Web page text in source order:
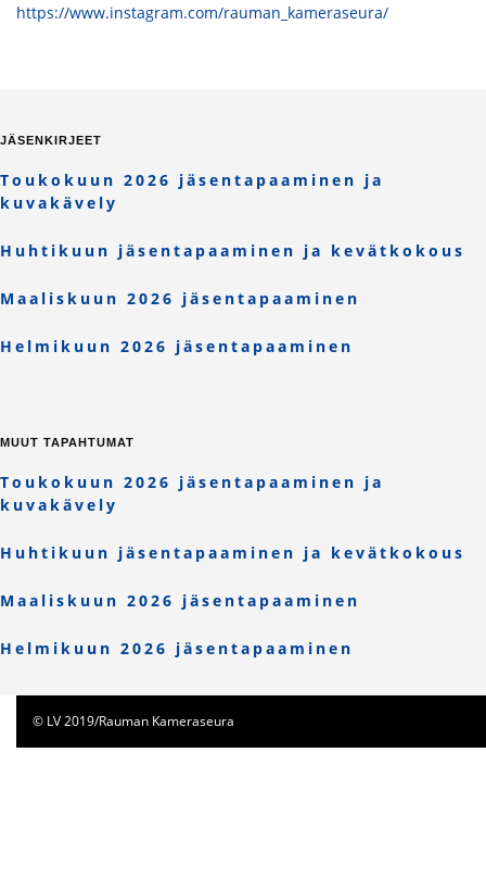
https://www.instagram.com/rauman_kameraseura/
JÄSENKIRJEET
Toukokuun 2026 jäsentapaaminen ja
kuvakävely
Huhtikuun jäsentapaaminen ja kevätkokous
Maaliskuun 2026 jäsentapaaminen
Helmikuun 2026 jäsentapaaminen
MUUT TAPAHTUMAT
Toukokuun 2026 jäsentapaaminen ja
kuvakävely
Huhtikuun jäsentapaaminen ja kevätkokous
Maaliskuun 2026 jäsentapaaminen
Helmikuun 2026 jäsentapaaminen
© LV 2019/Rauman Kameraseura